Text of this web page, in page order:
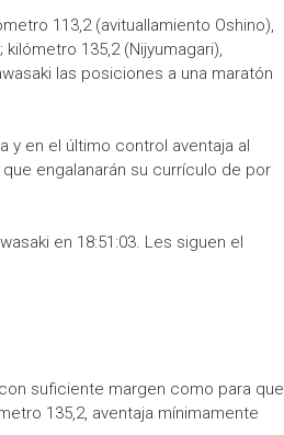
113,2 (avituallamiento Oshino),
135,2 (Nijyumagari),
las posiciones a una maratón
y en el último control aventaja al
engalanarán su currículo de por
en 18:51:03. Les siguen el
suficiente margen como para que
135,2, aventaja mínimamente